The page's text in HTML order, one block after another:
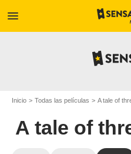
menu
Inicio Todas las películas A tale of
A tale of